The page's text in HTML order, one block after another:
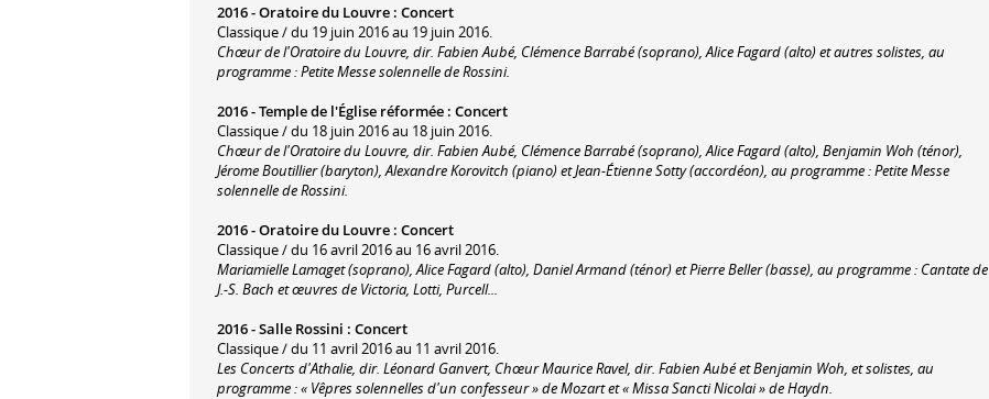
2016 -Oratoire du Louvre : Concert
Classique / du 19 juin 2016 au 19 juin 2016.
Chœur de l'Oratoire du Louvre, dir. Fabien Aubé, Clémence Barrabé (soprano), Alice Fagard (alto) et autres solistes, au
programme : Petite Messe solennelle de Rossini.
2016 -Temple de l'Église réformée : Concert
Classique / du 18 juin 2016 au 18 juin 2016.
Chœur de l'Oratoire du Louvre, dir. Fabien Aubé, Clémence Barrabé (soprano), Alice Fagard (alto), Benjamin Woh (ténor),
Jérome Boutillier (baryton), Alexandre Korovitch (piano) et Jean-Étienne Sotty (accordéon), au programme : Petite Messe
solennelle de Rossini.
2016 -Oratoire du Louvre : Concert
Classique / du 16 avril 2016 au 16 avril 2016.
Mariamielle Lamaget (soprano), Alice Fagard (alto), Daniel Armand (ténor) et Pierre Beller (basse), au programme : Cantate de
J.-S. Bach et œuvres de Victoria, Lotti, Purcell...
2016 -Salle Rossini : Concert
Classique / du 11 avril 2016 au 11 avril 2016.
Les Concerts d'Athalie, dir. Léonard Ganvert, Chœur Maurice Ravel, dir. Fabien Aubé et Benjamin Woh, et solistes, au
programme : « Vêpres solennelles d'un confesseur » de Mozart et « Missa Sancti Nicolai » de Haydn.